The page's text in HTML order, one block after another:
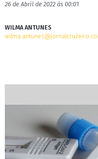
26 de Abril de 2022 às 00:01
WILMA ANTUNES